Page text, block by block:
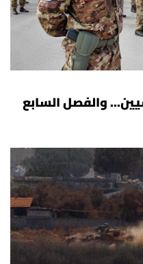
والفصل السابع